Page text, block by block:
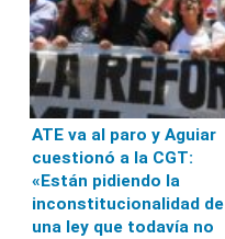
ATE va al paro y Aguiar
cuestionó a la CGT:
«Están pidiendo la
inconstitucionalidad de
una ley que todavía no